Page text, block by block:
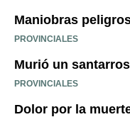
Maniobras
PROVINCIALES
Murió un
PROVINCIALES
Dolor por la